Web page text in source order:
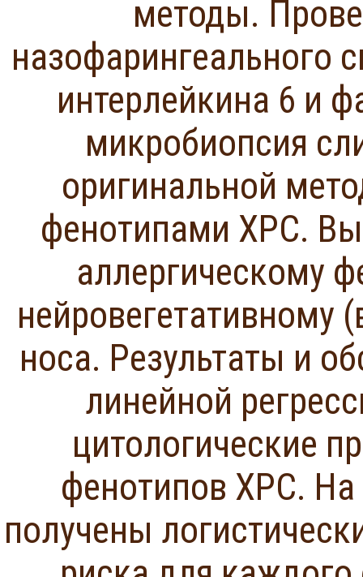
методы.
назофарингеального
интерлейкина 6 и
микробиопсия
оригинальной
фенотипами ХРС.
аллергическому
нейровегетативному
носа. Результаты и
линейной
цитологические
фенотипов ХРС. На
получены